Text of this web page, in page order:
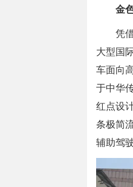
金
凭
大型国
车面向
于中华
红点设
条极简
辅助驾